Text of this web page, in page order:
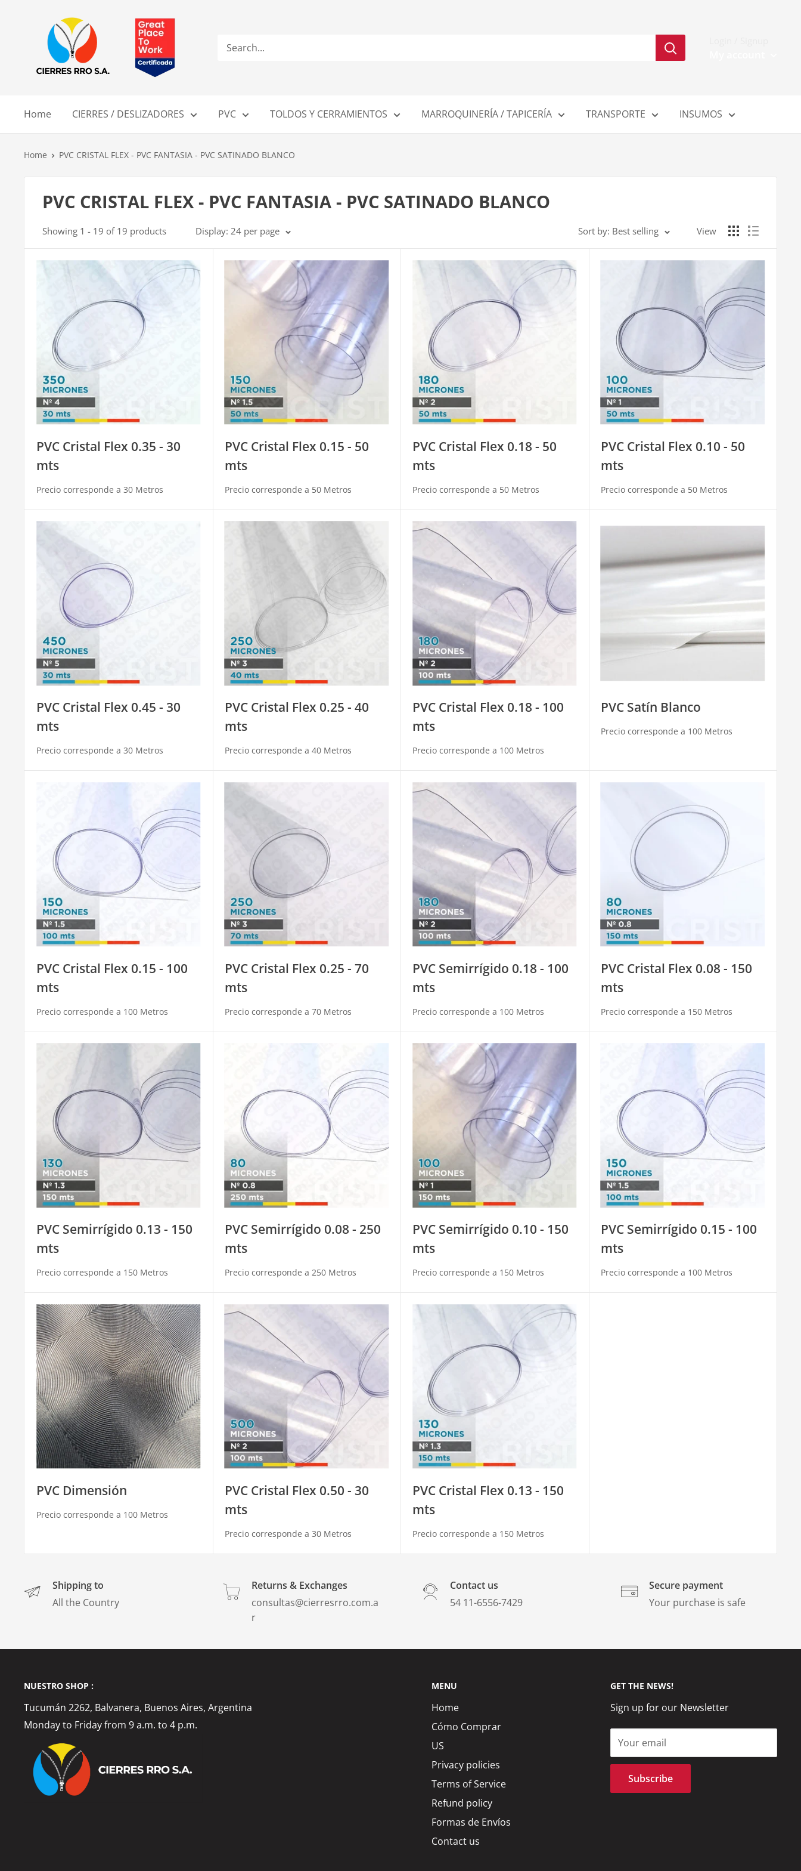
Compañía
Cierres
RRO
Home CIERRES / DESLIZADORES PVC TOLDOS Y CERRAMIENTOS MARROQUINERÍA / TAPICERÍA TRANSPORTE INSUMOS
Home PVC CRISTAL FLEX - PVC FANTASIA - PVC SATINADO BLANCO
PVC CRISTAL FLEX - PVC FANTASIA - PVC SATINADO BLANCO
Showing 1 - 19 of 19 products Display: 24 per page Sort by: Best selling View
PVC Cristal Flex 0.35 - 30
mts
Precio corresponde a 30 Metros
PVC Cristal Flex 0.15 - 50
mts
Precio corresponde a 50 Metros
PVC Cristal Flex 0.18 - 50
mts
Precio corresponde a 50 Metros
PVC Cristal Flex 0.10 - 50
mts
Precio corresponde a 50 Metros
PVC Cristal Flex 0.45 - 30
mts
Precio corresponde a 30 Metros
PVC Cristal Flex 0.25 - 40
mts
Precio corresponde a 40 Metros
PVC Cristal Flex 0.18 - 100
mts
Precio corresponde a 100 Metros
PVC Satín Blanco
Precio corresponde a 100 Metros
PVC Cristal Flex 0.15 - 100
mts
Precio corresponde a 100 Metros
PVC Cristal Flex 0.25 - 70
mts
Precio corresponde a 70 Metros
PVC Semirrígido 0.18 - 100
mts
Precio corresponde a 100 Metros
PVC Cristal Flex 0.08 - 150
mts
Precio corresponde a 150 Metros
PVC Semirrígido 0.13 - 150
mts
Precio corresponde a 150 Metros
PVC Semirrígido 0.08 - 250
mts
Precio corresponde a 250 Metros
PVC Semirrígido 0.10 - 150
mts
Precio corresponde a 150 Metros
PVC Semirrígido 0.15 - 100
mts
Precio corresponde a 100 Metros
PVC Dimensión
Precio corresponde a 100 Metros
PVC Cristal Flex 0.50 - 30
mts
Precio corresponde a 30 Metros
PVC Cristal Flex 0.13 - 150
mts
Precio corresponde a 150 Metros
Shipping to
All the Country
Returns & Exchanges
consultas@cierresrro.com.a
r
Contact us
​54 11-6556-7429
Secure payment
Your purchase is safe
NUESTRO SHOP :
Tucumán 2262, Balvanera, Buenos Aires, Argentina
Monday to Friday from 9 a.m. to 4 p.m.
MENU
Home
Cómo Comprar
US
Privacy policies
Terms of Service
Refund policy
Formas de Envíos
Contact us
GET THE NEWS!
Sign up for our Newsletter
Your email
Subscribe